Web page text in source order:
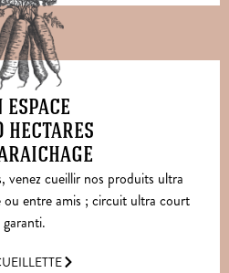
espace
hectares
venez cueillir nos produits ultra
ou entre amis ; circuit ultra court
garanti.